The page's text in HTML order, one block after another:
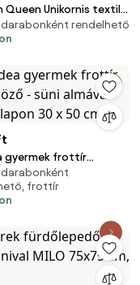
Queen Unikornis textil-
törölköző 140x140
darabonként rendelhető
gyermek frottír
- süni almával zöld
x 50 cm
darabonként
frottír